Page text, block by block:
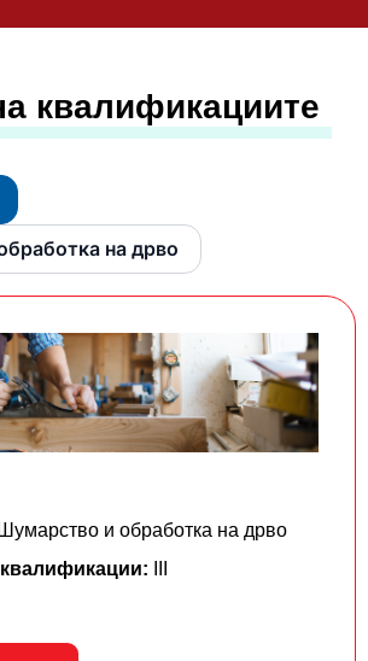
квалификациите
на дрво
Шумарство и обработка на дрво